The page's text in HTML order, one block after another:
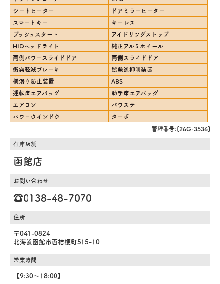
シートヒーター
ドアミラーヒーター
スマートキー
キーレス
プッシュスタート
アイドリングストップ
HIDヘッドライト
純正アルミホイール
両側パワースライドドア
両側スライドドア
衝突軽減ブレーキ
誤発進抑制装置
横滑り防止装置
ABS
運転席エアバッグ
助手席エアバッグ
エアコン
パワステ
パワーウインドウ
ターボ
管理番号:[26G-3536]
在庫店舗
函館店
お問い合わせ
☎️0138-48-7070
住所
〒041-0824
北海道函館市西桔梗町515-10
営業時間
【9:30～18:00】